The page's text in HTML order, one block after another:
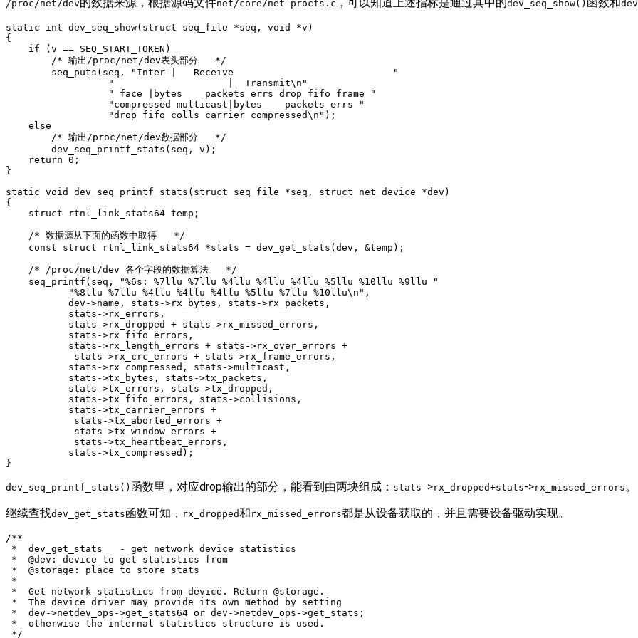
/proc/net/dev net/core/net-procfs.c dev_seq_show()
static int dev_seq_show(struct seq_file *seq, void
*v)
{
if (v == SEQ_START_TOKEN)
/* 输出/proc/net/dev表头部分   */
        seq_puts(seq,
"Inter-|   Receive                            "
"                    |  Transmit\n"
" face |bytes    packets errs drop fifo frame "
"compressed multicast|bytes    packets errs "
"drop fifo colls carrier compressed\n" );
else
/* 输出/proc/net/dev数据部分   */
        dev_seq_printf_stats(seq, v);
return 0 ;
}
static void dev_seq_printf_stats (struct seq_file *seq, struct net_device *dev)
{
struct
rtnl_link_stats64 temp ;
/* 数据源从下面的函数中取得   */
const
struct rtnl_link_stats64 *stats = dev_get_stats ( dev , &temp );
/* /proc/net/dev 各个字段的数据算法   */
    seq_printf(seq,
"%6s: %7llu %7llu %4llu %4llu %4llu %5llu %10llu %9llu "
"%8llu %7llu %4llu %4llu %4llu %5llu %7llu %10llu\n" ,
           dev->name, stats->rx_bytes, stats->rx_packets,
           stats->rx_errors,
           stats->rx_dropped + stats->rx_missed_errors,
           stats->rx_fifo_errors,
           stats->rx_length_errors + stats->rx_over_errors +
            stats->rx_crc_errors + stats->rx_frame_errors,
           stats->rx_compressed, stats->multicast,
           stats->tx_bytes, stats->tx_packets,
           stats->tx_errors, stats->tx_dropped,
           stats->tx_fifo_errors, stats->collisions,
           stats->tx_carrier_errors +
            stats->tx_aborted_errors +
            stats->tx_window_errors +
            stats->tx_heartbeat_errors,
           stats->tx_compressed);
dev_seq_printf_stats() 函数里，对应drop输出的部分，能看到由两块组成： stats- >rx_dropped+stats->rx_missed_errors。
继续查找dev_get_stats函数可知， rx_dropped和 rx_missed_errors都是从设备获取的，并且需要设备驱动实现。
/**
*  dev_get_stats   - get network device statistics
*  @dev: device to get statistics from
*  @storage: place to store stats
*
*  Get network statistics from device. Return @storage.
*  The device driver may provide its own method by setting
*  dev->netdev_ops->get_stats64 or dev->netdev_ops->get_stats;
*  otherwise the internal statistics structure is used.
*/